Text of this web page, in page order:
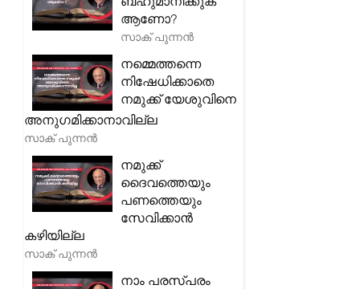
ആണോ?
സാക് പുന്നൻ
നമ്മെത്തന്നെ
നിഷേധിക്കാതെ
നമുക്ക് യേശുവിനെ
അനുഗമിക്കാനാവില്ല
സാക് പുന്നൻ
നമുക്ക്
ദൈവത്തെയും
പണത്തെയും
സേവിക്കാൻ
കഴിയില്ല
സാക് പുന്നൻ
നാം പരസ്പരം